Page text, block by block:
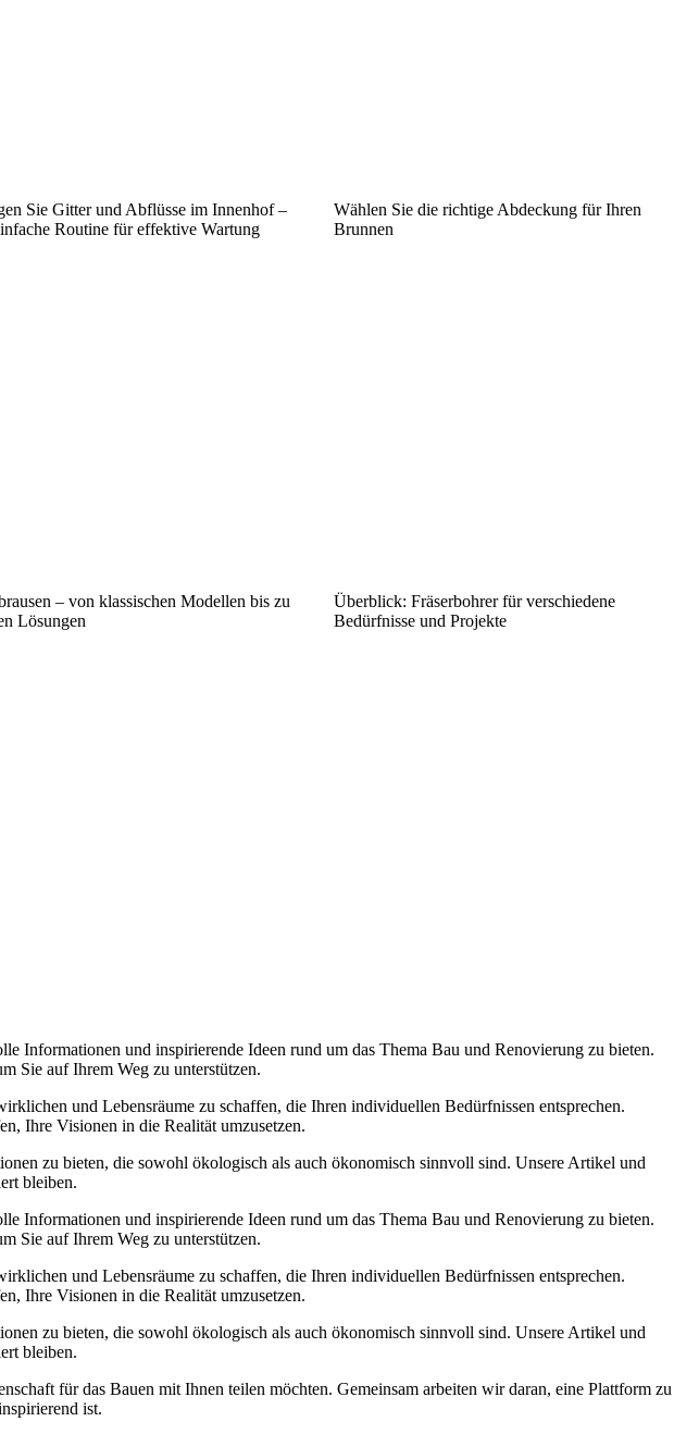
Sie Gitter und Abflüsse im Innenhof –
Routine für effektive Wartung
Wählen Sie die richtige Abdeckung für Ihren
Brunnen
– von klassischen Modellen bis zu
Lösungen
Überblick: Fräserbohrer für verschiedene
Bedürfnisse und Projekte
Informationen und inspirierende Ideen rund um das Thema Bau und Renovierung zu bieten.
Sie auf Ihrem Weg zu unterstützen.
und Lebensräume zu schaffen, die Ihren individuellen Bedürfnissen entsprechen.
Ihre Visionen in die Realität umzusetzen.
zu bieten, die sowohl ökologisch als auch ökonomisch sinnvoll sind. Unsere Artikel und
bleiben.
Informationen und inspirierende Ideen rund um das Thema Bau und Renovierung zu bieten.
Sie auf Ihrem Weg zu unterstützen.
und Lebensräume zu schaffen, die Ihren individuellen Bedürfnissen entsprechen.
Ihre Visionen in die Realität umzusetzen.
zu bieten, die sowohl ökologisch als auch ökonomisch sinnvoll sind. Unsere Artikel und
bleiben.
für das Bauen mit Ihnen teilen möchten. Gemeinsam arbeiten wir daran, eine Plattform zu
ist.